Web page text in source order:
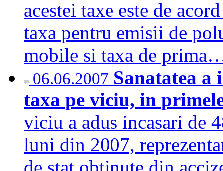
acestei taxe este de
taxa pentru emisii de
mobile si taxa de
06.06.2007 Sanatatea a
taxa pe viciu, in
viciu a adus incasari de
luni din 2007,